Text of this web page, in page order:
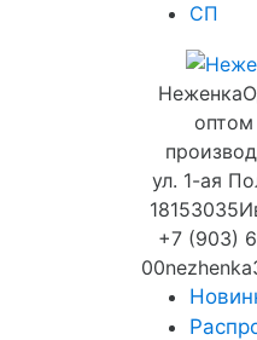
СП
Неженка
оптом
ул. 1-ая
18153035
+7 (903)
00